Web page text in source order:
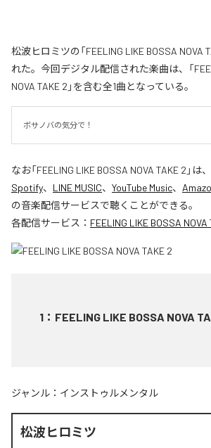
松波ヒロミツの「FEELING LIKE BOSSA NOVA
れた。今回デジタル配信された楽曲は、「
NOVA TAKE 2」を含む全1曲となっている。
ボサノバの気分で！
なお「FEELING LIKE BOSSA NOVA TAKE 2 」は、
Spotify、 LINE MUSIC、 YouTube Music、
の音楽配信サービスで聴くことができる。
各配信サービス： FEELING LIKE BOSSA NOVA
1 ： FEELING LIKE BOSSA NOVA
ジャンル： インストゥルメンタル
松波ヒロミツ